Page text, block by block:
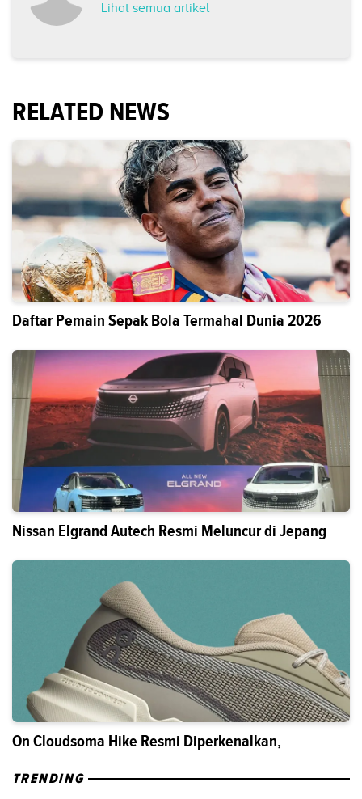
Lihat semua artikel
RELATED NEWS
Daftar Pemain Sepak Bola Termahal Dunia 2026
Nissan Elgrand Autech Resmi Meluncur di Jepang
On Cloudsoma Hike Resmi Diperkenalkan,
TRENDING